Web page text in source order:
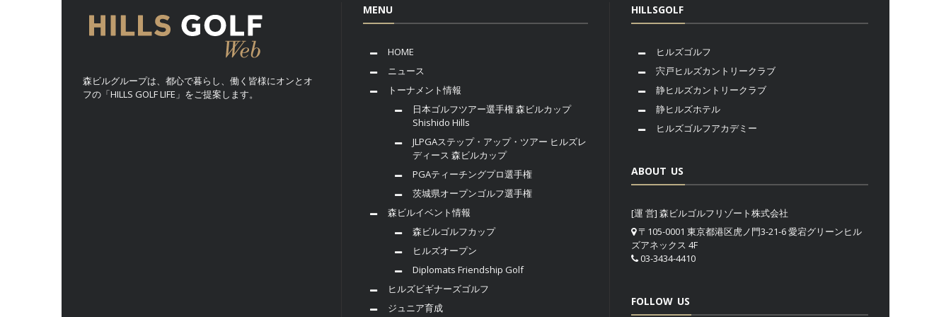
森ビルグループは、都心で暮らし、働く皆様にオンとオ
フの「HILLS GOLF LIFE」をご提案します。
MENU
HOME
ニュース
トーナメント情報
日本ゴルフツアー選手権 森ビルカップ
Shishido Hills
JLPGAステップ・アップ・ツアー ヒルズレ
ディース 森ビルカップ
PGAティーチングプロ選手権
茨城県オープンゴルフ選手権
森ビルイベント情報
森ビルゴルフカップ
ヒルズオープン
Diplomats Friendship Golf
ヒルズビギナーズゴルフ
ジュニア育成
HILLSGOLF
ヒルズゴルフ
宍戸ヒルズカントリークラブ
静ヒルズカントリークラブ
静ヒルズホテル
ヒルズゴルフアカデミー
ABOUT US
[運 営] 森ビルゴルフリゾート株式会社
〒105-0001 東京都港区虎ノ門3-21-6 愛宕グリーンヒル
ズアネックス 4F
03-3434-4410
FOLLOW US